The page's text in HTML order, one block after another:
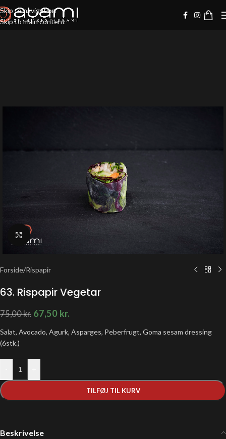
Skip to navigation
Skip to main content
Klik for at forstørre
Forside/Rispapir
63. Rispapir Vegetar
75,00kr. 67,50 kr.
Salat, Avocado, Agurk, Asparges, Peberfrugt, Goma sesam dressing
(6stk.)
TILFØJ TIL KURV
Beskrivelse